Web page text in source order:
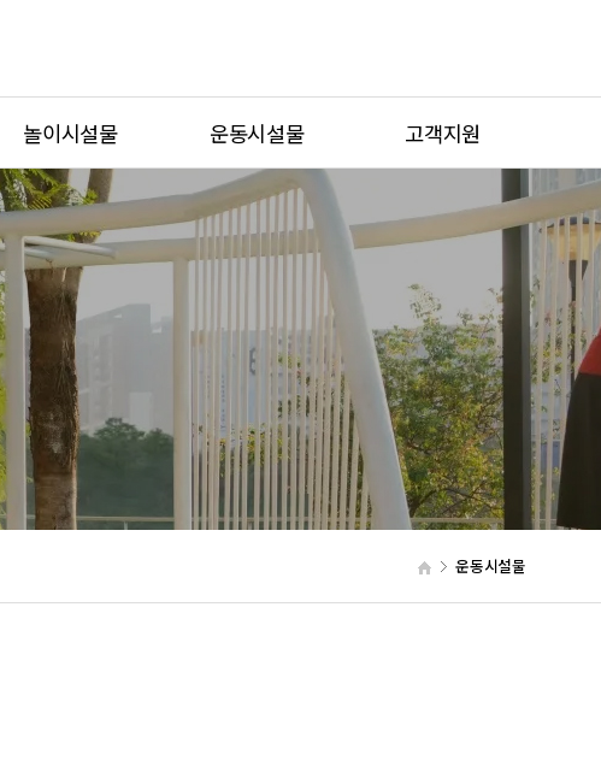
놀이시설물
체험형놀이터
테마형놀이터
반려동물놀이터
단위놀이시설
운동시설물
휴게형운동시설
복합형운동시설
일반운동시설
스마트운동시설
고객지원
물가지 자료
A/S접수
카다록 신청
견적문의
통합검색
시공사례
운동시설물